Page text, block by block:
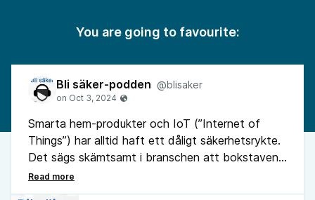
You are going to favourite:
Bli säker-podden @blisaker
Smarta hem-produkter och IoT (”Internet of
Things”) har alltid haft ett dåligt säkerhetsrykte.
Det sägs skämtsamt i branschen att bokstaven
S i förkortningen IoT står för säkerhet. När
penetrationstestaren Laban Sköllermark köpte en